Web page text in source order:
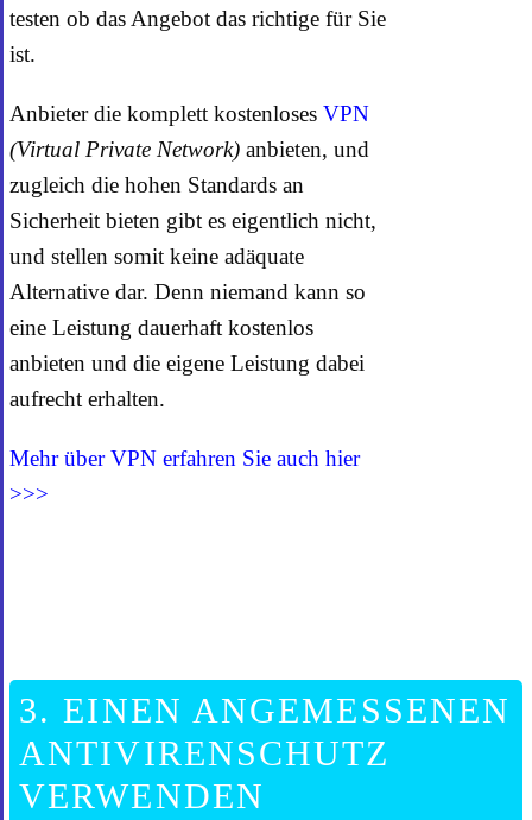
testen ob das Angebot das richtige für Sie
ist.
Anbieter die komplett kostenloses VPN
(Virtual Private Network) anbieten, und
zugleich die hohen Standards an
Sicherheit bieten gibt es eigentlich nicht,
und stellen somit keine adäquate
Alternative dar. Denn niemand kann so
eine Leistung dauerhaft kostenlos
anbieten und die eigene Leistung dabei
aufrecht erhalten.
Mehr über VPN erfahren Sie auch hier
>>>
3. EINEN ANGEMESSENEN
ANTIVIRENSCHUTZ
VERWENDEN